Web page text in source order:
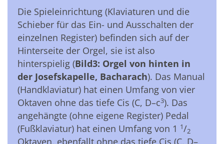
Die Spieleinrichtung (Klaviaturen und die
Schieber für das Ein- und Ausschalten der
einzelnen Register) befinden sich auf der
Hinterseite der Orgel, sie ist also
hinterspielig (Bild3: Orgel von hinten in
der Josefskapelle, Bacharach). Das Manual
(Handklaviatur) hat einen Umfang von vier
Oktaven ohne das tiefe Cis (C, D–c3). Das
angehängte (ohne eigene Register) Pedal
(Fußklaviatur) hat einen Umfang von 1 1/2
Oktaven, ebenfallt ohne das tiefe Cis (C, D–